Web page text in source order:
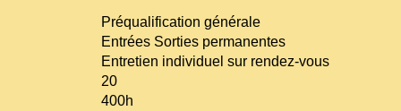
Préqualification générale
Entrées Sorties permanentes
Entretien individuel sur rendez-vous
20
400h